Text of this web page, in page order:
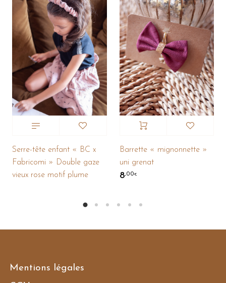
Serre-tête enfant « BC x
Fabricomi » Double gaze
vieux rose motif plume
Barrette « mignonnette »
uni grenat
8,00€
Mentions légales